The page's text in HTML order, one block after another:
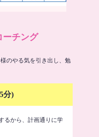
チング
のやる気を引き出し、勉
分)
るから、計画通りに学